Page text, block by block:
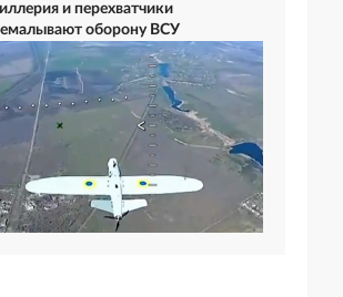
и перехватчики
оборону ВСУ